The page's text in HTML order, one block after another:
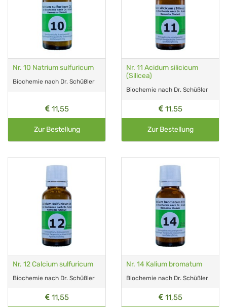
Nr. 10 Natrium sulfuricum
Biochemie nach Dr. Schüßler
11,55
Zur Bestellung
Nr. 11 Acidum silicicum
(Silicea)
Biochemie nach Dr. Schüßler
11,55
Zur Bestellung
Nr. 12 Calcium sulfuricum
Biochemie nach Dr. Schüßler
11,55
Nr. 14 Kalium bromatum
Biochemie nach Dr. Schüßler
11,55